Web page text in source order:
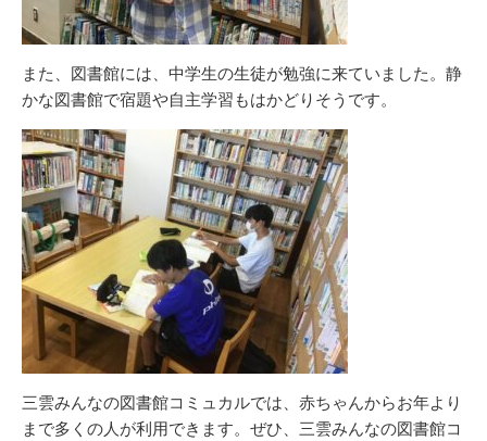
また、図書館には、中学生の生徒が勉強に来ていました。静
かな図書館で宿題や自主学習もはかどりそうです。
三雲みんなの図書館コミュカルでは、赤ちゃんからお年より
まで多くの人が利用できます。ぜひ、三雲みんなの図書館コ